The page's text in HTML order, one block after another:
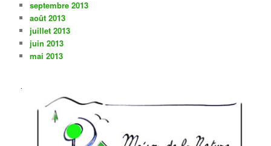
septembre 2013
août 2013
juillet 2013
juin 2013
mai 2013